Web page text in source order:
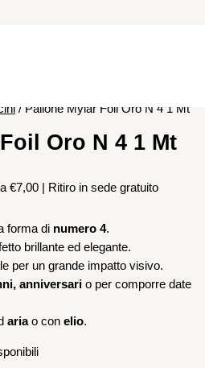
/ Pallone Mylar Foil Oro N 4 1 Mt
Oro N 4 1 Mt
€7,00 | Ritiro in sede gratuito
forma di numero 4.
brillante ed elegante.
per un grande impatto visivo.
anniversari o per comporre date
ariao con elio.